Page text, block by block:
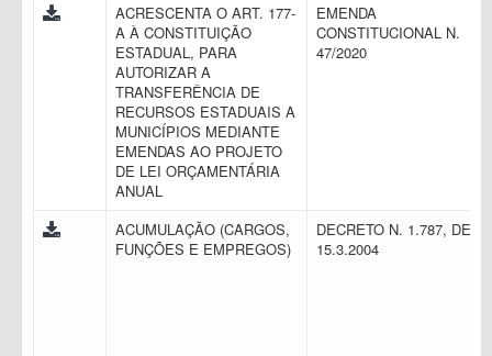
ACRESCENTA O ART. 177-
A À CONSTITUIÇÃO
ESTADUAL, PARA
AUTORIZAR A
TRANSFERÊNCIA DE
RECURSOS ESTADUAIS A
MUNICÍPIOS MEDIANTE
EMENDAS AO PROJETO
DE LEI ORÇAMENTÁRIA
ANUAL
EMENDA
CONSTITUCIONAL N.
47/2020
ACUMULAÇÃO (CARGOS,
FUNÇÕES E EMPREGOS)
DECRETO N. 1.787, DE
15.3.2004